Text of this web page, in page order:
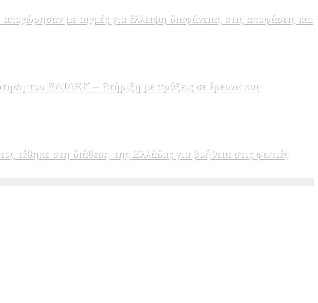
με αιχμές για έλλειψη διαφάνειας στις αποφάσεις και
του ΕΛΙΔΕΚ – Στήριξη με πράξεις σε έρευνα και
στη διάθεση της Ελλάδας για βοήθεια στις φωτιές